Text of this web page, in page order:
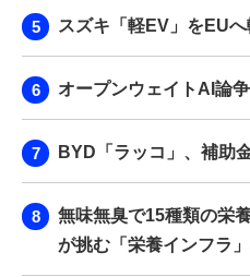
スズキ「軽EV」をEU
オープンウェイトAI論争
BYD「ラッコ」、補助
無味無臭で15種類の栄
が挑む「栄養インフラ